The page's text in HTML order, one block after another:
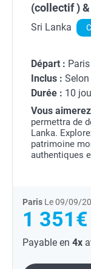
(collectif )
Mermaid
Sri Lanka
Départ : Paris
Inclus :
Durée : 10
Vous
permettra de
Lanka.
patrimoine
authentiques
Paris Le 09/09/
1 351€
Payable en 4x